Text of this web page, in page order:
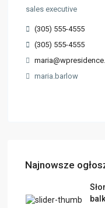
sales executive
(305) 555-4555
(305) 555-4555
maria.barlow
Najnowsze